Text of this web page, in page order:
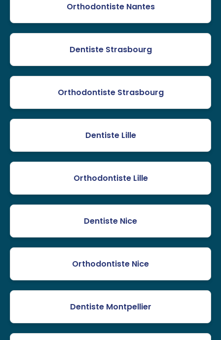
Orthodontiste Nantes
Dentiste Strasbourg
Orthodontiste Strasbourg
Dentiste Lille
Orthodontiste Lille
Dentiste Nice
Orthodontiste Nice
Dentiste Montpellier